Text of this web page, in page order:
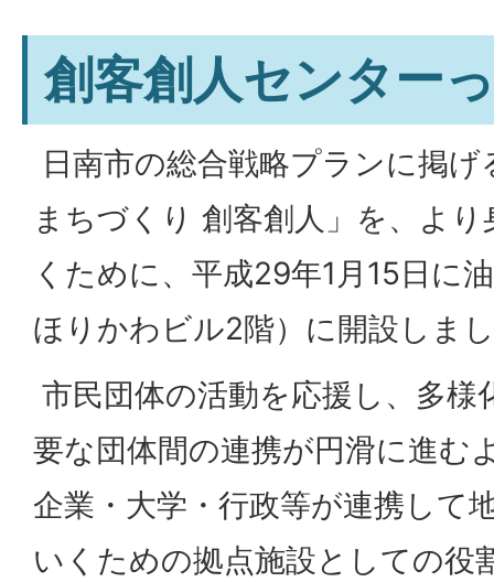
創客創人センター
日南市の総合戦略プランに掲
まちづくり 創客創人」を、よ
くために、平成29年1月15日に
ほりかわビル2階）に開設しま
市民団体の活動を応援し、多
要な団体間の連携が円滑に進む
企業・大学・行政等が連携して
いくための拠点施設としての役